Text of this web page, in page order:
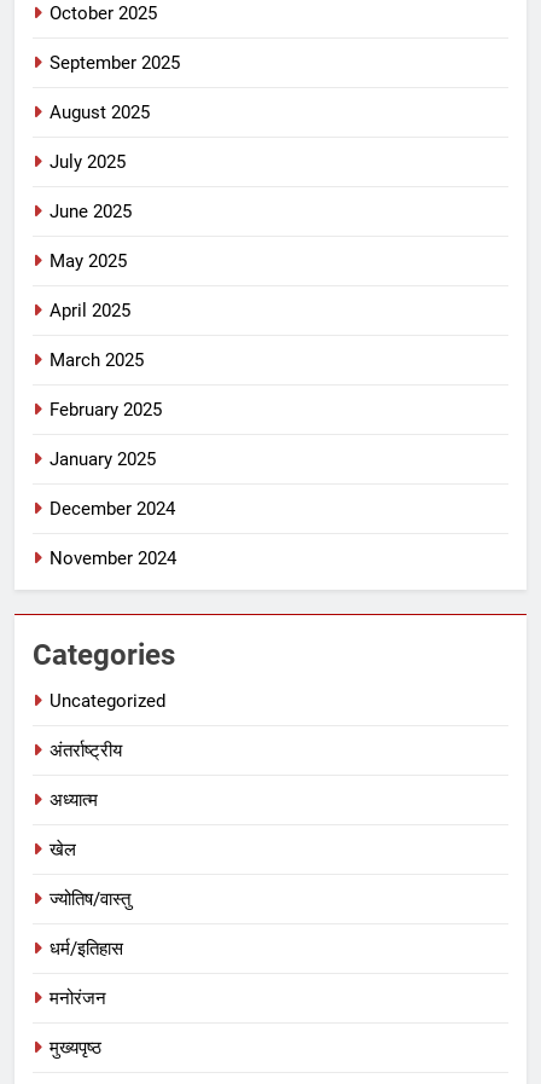
October 2025
September 2025
August 2025
July 2025
June 2025
May 2025
April 2025
March 2025
February 2025
January 2025
December 2024
November 2024
Categories
Uncategorized
अंतर्राष्ट्रीय
अध्यात्म
खेल
ज्योतिष/वास्तु
धर्म/इतिहास
मनोरंजन
मुख्यपृष्ठ